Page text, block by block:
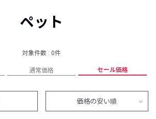
ペット
対象件数 : 0件
通常価格 セール価格
価格の安い順